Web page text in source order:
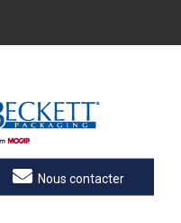
Nous contacter